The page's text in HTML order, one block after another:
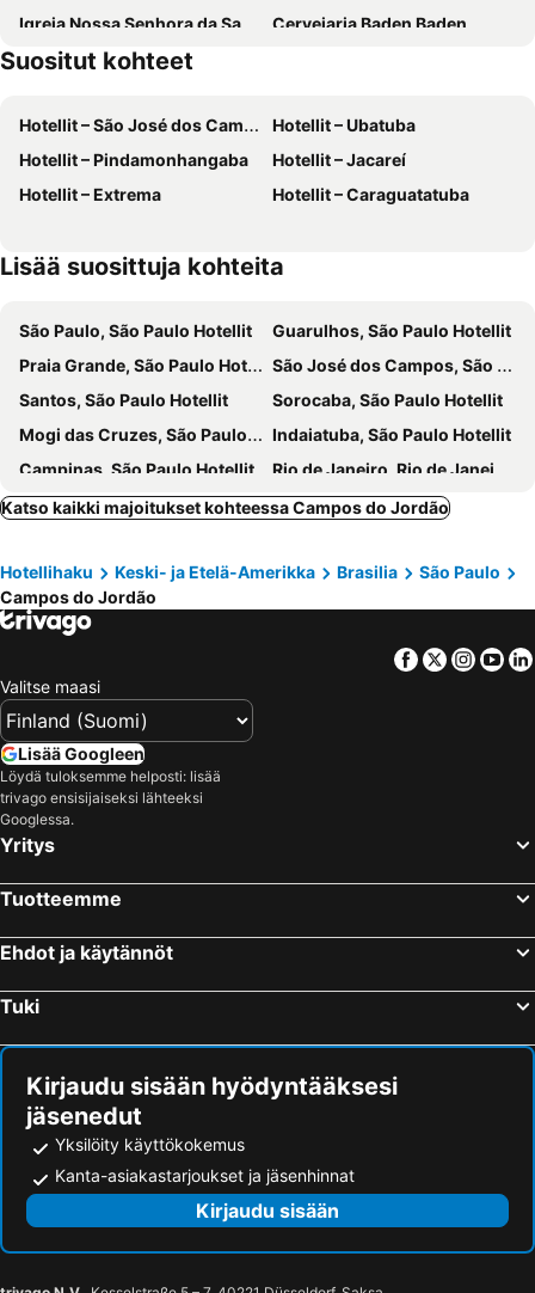
Igreja Nossa Senhora da Saúde
Cervejaria Baden Baden
Portal da Cidade
Palácio do Governo
Sítio do Picapau Amarelo
Suositut kohteet
Hotellit – São José dos Campos
Hotellit – Ubatuba
Hotellit – Pindamonhangaba
Hotellit – Jacareí
Hotellit – Extrema
Hotellit – Caraguatatuba
Lisää suosittuja kohteita
São Paulo, São Paulo Hotellit
Guarulhos, São Paulo Hotellit
Praia Grande, São Paulo Hotellit
São José dos Campos, São Paulo Hotellit
Santos, São Paulo Hotellit
Sorocaba, São Paulo Hotellit
Mogi das Cruzes, São Paulo Hotellit
Indaiatuba, São Paulo Hotellit
Campinas, São Paulo Hotellit
Rio de Janeiro, Rio de Janeiro Hotellit
Fortaleza, Ceará Hotellit
Salvador Bahia, Bahia Hotellit
Torres, Rio Grande do Sul Hotellit
Vitória, Espírito Santo Hotellit
Katso kaikki majoitukset kohteessa Campos do Jordão
Hotellihaku Keski- ja Etelä-Amerikka Brasilia
São Paulo
Campos do Jordão
Facebook
Twitter
Valitse maasi
Lisää Googleen
Löydä tuloksemme helposti: lisää
trivago ensisijaiseksi lähteeksi
Googlessa.
Yritys
Tuotteemme
Ehdot ja käytännöt
Tuki
Kirjaudu sisään hyödyntääksesi
jäsenedut
Yksilöity käyttökokemus
Kanta-asiakastarjoukset ja jäsenhinnat
Kirjaudu sisään